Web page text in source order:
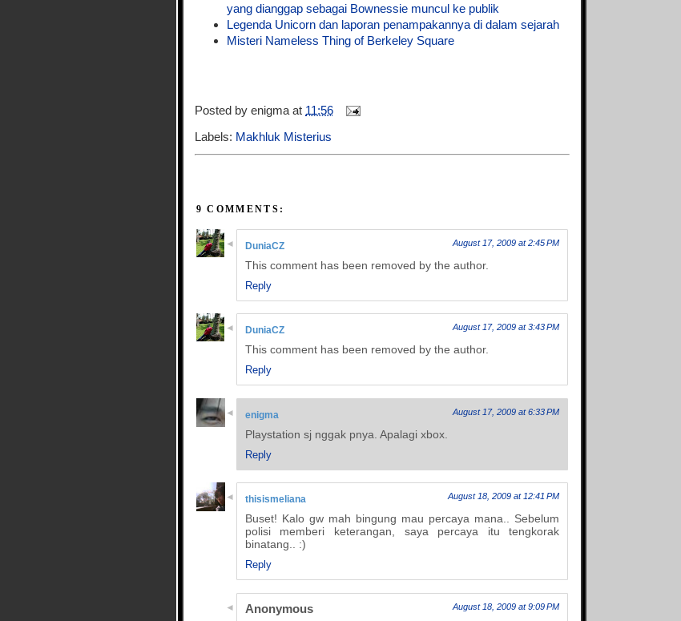
yang dianggap sebagai Bownessie muncul ke publik
Legenda Unicorn dan laporan penampakannya di dalam sejarah
Misteri Nameless Thing of Berkeley Square
Posted by enigma at 11:56
Labels: Makhluk Misterius
9 COMMENTS:
DuniaCZ August 17, 2009 at 2:45 PM
This comment has been removed by the author.
Reply
DuniaCZ August 17, 2009 at 3:43 PM
This comment has been removed by the author.
Reply
enigma August 17, 2009 at 6:33 PM
Playstation sj nggak pnya. Apalagi xbox.
Reply
thisismeliana August 18, 2009 at 12:41 PM
Buset! Kalo gw mah bingung mau percaya mana.. Sebelum
polisi memberi keterangan, saya percaya itu tengkorak
binatang.. :)
Reply
Anonymous August 18, 2009 at 9:09 PM